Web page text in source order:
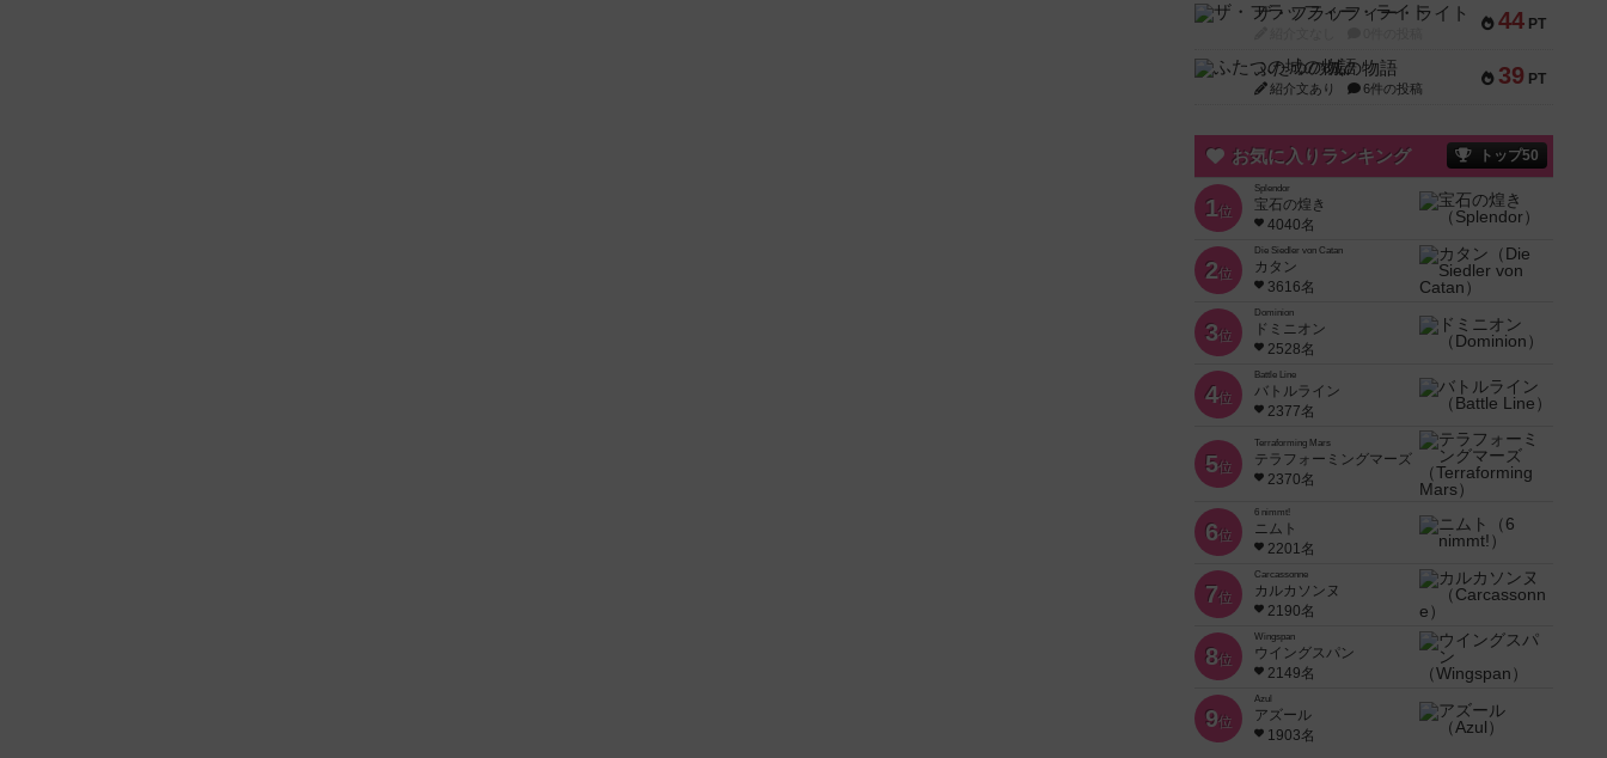
44 PT
ザ・フラッフィー・ライト
39 PT
ふたつの城の物語
紹介文あり 6件の投稿
お気に入りランキング トップ50
1位
Splendor
宝石の煌き
4040名
2位
Die Siedler von Catan
カタン
3616名
3位
Dominion
ドミニオン
2528名
4位
Battle Line
バトルライン
2377名
5位
Terraforming Mars
テラフォーミングマーズ
2370名
6位
6 nimmt!
ニムト
2201名
7位
Carcassonne
カルカソンヌ
2190名
8位
Wingspan
ウイングスパン
2149名
9位
Azul
アズール
1903名